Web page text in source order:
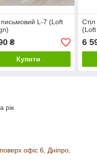
письмовий L-7 (Loft
₴
Купити
6
рік
офіс 6, Дніпро,